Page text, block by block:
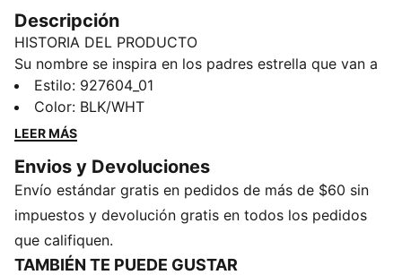
Descripción
HISTORIA DEL PRODUCTO
Su nombre se inspira en los padres estrella que van a
las actividades extraescolares, juegan deporte con
sus hijos y hacen todo lo que pueden por ellos. La
gorra Daddio cuenta con un cierre trasero ajustable y
máxima comodidad.
DETALLES
Gorra ajustable
100% algodón
Cierre trasero ajustable
Estilo: 927604_01
Color: BLK/WHT
LEER MÁS
Envios y Devoluciones
Envío estándar gratis en pedidos de más de $60 sin
impuestos y devolución gratis en todos los pedidos
que califiquen.
TAMBIÉN TE PUEDE GUSTAR